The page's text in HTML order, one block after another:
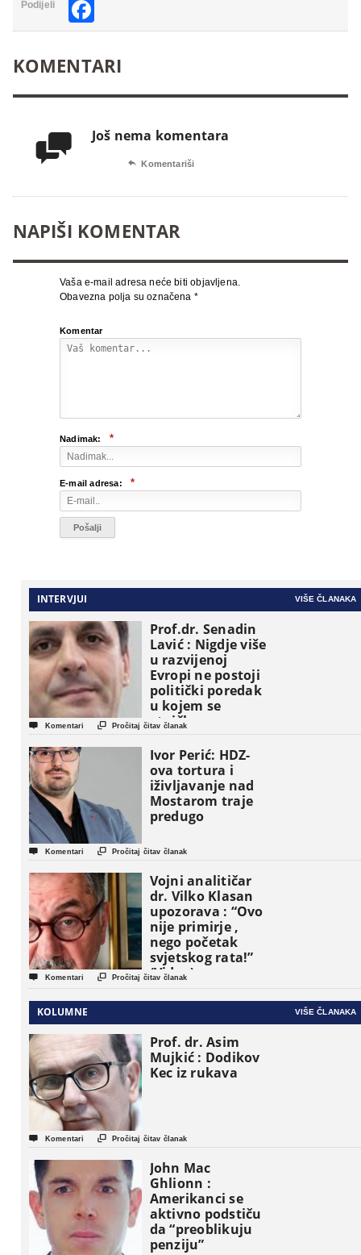
Podijeli
KOMENTARI
 Još nema komentara
 Komentariši
NAPIŠI KOMENTAR
Vaša e-mail adresa neće biti objavljena.
Obavezna polja su označena *
Komentar
Nadimak: *
E-mail adresa: *
INTERVJUI VIŠE ČLANAKA
Prof.dr. Senadin
Lavić : Nigdje više
u razvijenoj
Evropi ne postoji
politički poredak
u kojem se
etničke grupe
pojavljuju kao
osnovne
političke jedinice
 Komentari  Pročitaj čitav članak
Ivor Perić: HDZ-
ova tortura i
iživljavanje nad
Mostarom traje
predugo
 Komentari  Pročitaj čitav članak
Vojni analitičar
dr. Vilko Klasan
upozorava : “Ovo
nije primirje ,
nego početak
svjetskog rata!”
(Video)
 Komentari  Pročitaj čitav članak
KOLUMNE VIŠE ČLANAKA
Prof. dr. Asim
Mujkić : Dodikov
Kec iz rukava
 Komentari  Pročitaj čitav članak
John Mac
Ghlionn :
Amerikanci se
aktivno podstiču
da “preoblikuju
penziju”